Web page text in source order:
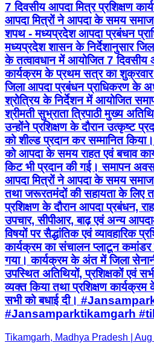
7 दिवसीय आपदा मित्र प्रशिक्षण
आपदा मित्रों ने आपदा के समय समाज
शपथ - मध्यप्रदेश आपदा प्रबंधन
मध्यप्रदेश शासन के निर्देशानुसार
के तत्वावधान में आयोजित 7 दिवसीय
कार्यक्रम के प्रथम सत्र का शुक्रवार
जिला आपदा प्रबंधन प्राधिकरण के
श्रोत्रिय के निर्देशन में आयोजित
श्रीमती सुभ्राता त्रिपाठी मुख्य
उन्होंने प्रशिक्षण के दौरान उत्कृष्ट
को शील्ड प्रदान कर सम्मानित
को आपदा के समय राहत एवं बचाव
किट भी प्रदान की गई। समापन
आपदा मित्रों ने आपदा के समय समाज
तथा जरूरतमंदों की सहायता के लिए
प्रशिक्षण के दौरान आपदा प्रबंधन,
उपचार, सीपीआर, बाढ़ एवं अन्य
विषयों पर सैद्धांतिक एवं व्यावहारिक
कार्यक्रम का संचालन प्लाटून कमांडर
गया। कार्यक्रम के अंत में जिला
उपस्थित अतिथियों, प्रशिक्षकों एवं
व्यक्त किया तथा प्रशिक्षण
सभी को बधाई दी।
#Jansamparktikamgarh
Tikamgarh, Madhya Pradesh |